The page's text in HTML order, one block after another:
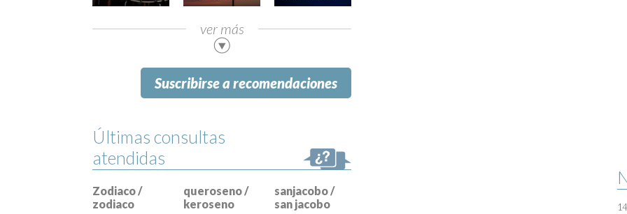
ver más
Suscribirse arecomendaciones
Últimas consultas
atendidas
Zodiaco /
zodiaco
queroseno /
keroseno
sanjacobo /
san jacobo